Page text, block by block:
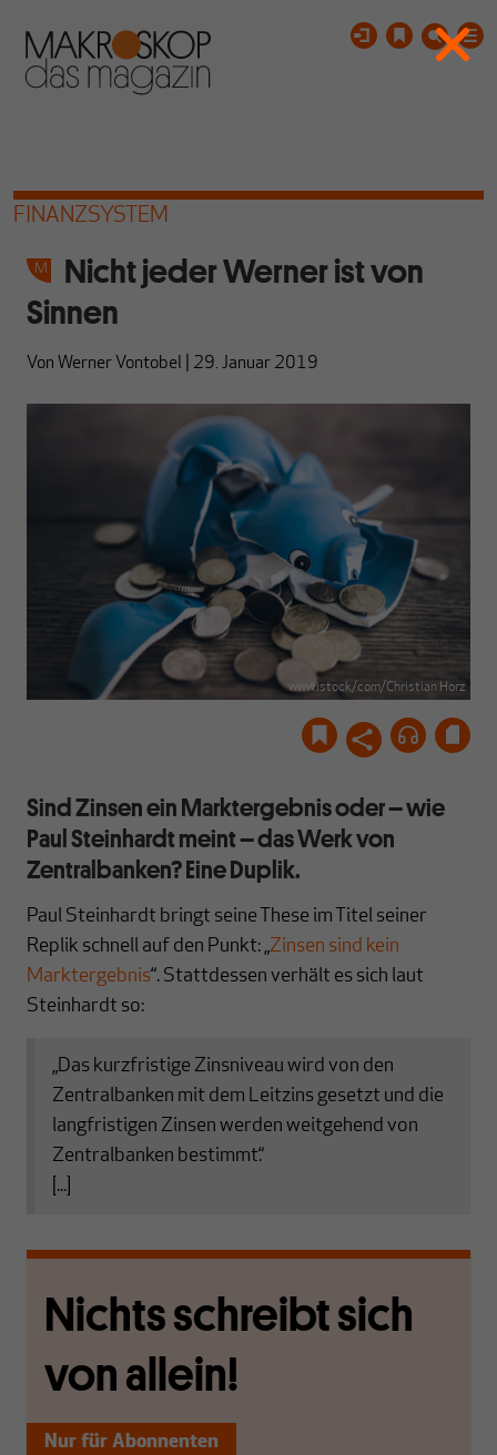
FINANZSYSTEM
Nicht jeder Werner ist von
Sinnen
Von Werner Vontobel 29. Januar 2019
www.istock/com/Christian Horz
Sind Zinsen ein Marktergebnis oder – wie
Paul Steinhardt meint – das Werk von
Zentralbanken? Eine Duplik.
Paul Steinhardt bringt seine These im Titel seiner
Replik schnell auf den Punkt: „Zinsen sind kein
Marktergebnis“. Stattdessen verhält es sich laut
Steinhardt so:
„Das kurzfristige Zinsniveau wird von den
Zentralbanken mit dem Leitzins gesetzt und die
langfristigen Zinsen werden weitgehend von
Zentralbanken bestimmt.“
[...]
Nichts schreibt sich
von allein!
Nur für Abonnenten